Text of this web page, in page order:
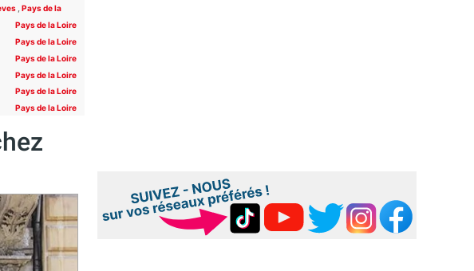
,Pays de la
Pays de la Loire
Pays de la Loire
Pays de la Loire
Pays de la Loire
Pays de la Loire
Pays de la Loire